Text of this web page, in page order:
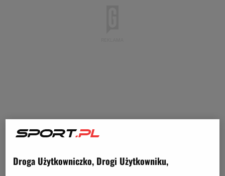
Droga Użytkowniczko, Drogi Użytkowniku,